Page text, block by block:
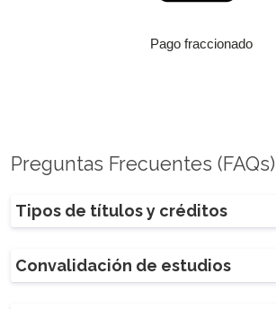
Pago fraccionado
Preguntas Frecuentes (FAQs)
Tipos de títulos y créditos
Convalidación de estudios